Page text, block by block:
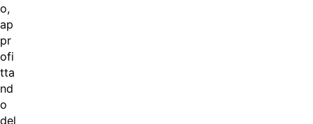
o,
ap
pr
ofi
tta
nd
o
del